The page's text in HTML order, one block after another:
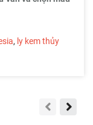
, ly kem thủy